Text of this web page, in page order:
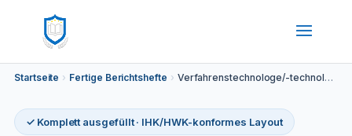
Startseite › Fertige Berichtshefte › Verfahrenstechnologe/-technologin Metall – Nichteisenmetallurgie
✓ Komplett ausgefüllt · IHK/HWK-konformes Layout